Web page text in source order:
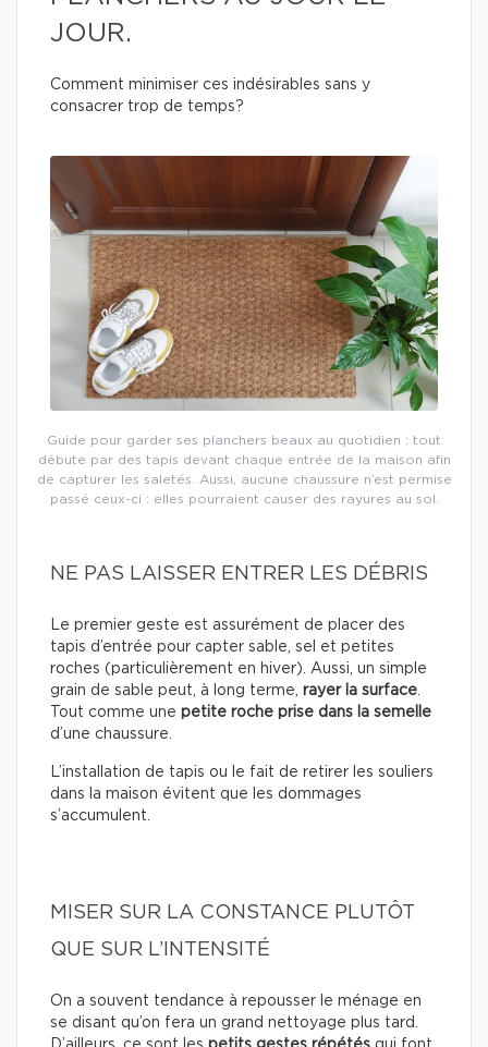
JOUR.
Comment minimiser ces indésirables sans y
consacrer trop de temps?
Guide pour garder ses planchers beaux au quotidien : tout
débute par des tapis devant chaque entrée de la maison afin
de capturer les saletés. Aussi, aucune chaussure n’est permise
passé ceux-ci : elles pourraient causer des rayures au sol.
NE PAS LAISSER ENTRER LES DÉBRIS
Le premier geste est assurément de placer des
tapis d’entrée pour capter sable, sel et petites
roches (particulièrement en hiver). Aussi, un simple
grain de sable peut, à long terme, rayer la surface
Tout comme une petite roche prise dans la semelle
d’une chaussure.
L’installation de tapis ou le fait de retirer les souliers
dans la maison évitent que les dommages
s’accumulent.
MISER SUR LA CONSTANCE PLUTÔT
QUE SUR L’INTENSITÉ
On a souvent tendance à repousser le ménage en
se disant qu’on fera un grand nettoyage plus tard.